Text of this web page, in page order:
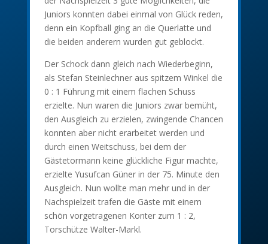
Juniors konnten dabei einmal von Glück reden,
denn ein Kopfball ging an die Querlatte und
die beiden anderern wurden gut geblockt.
Der Schock dann gleich nach Wiederbeginn,
als Stefan Steinlechner aus spitzem Winkel die
0 : 1 Führung mit einem flachen Schuss
erzielte. Nun waren die Juniors zwar bemüht,
den Ausgleich zu erzielen, zwingende Chancen
konnten aber nicht erarbeitet werden und
durch einen Weitschuss, bei dem der
Gästetormann keine glückliche Figur machte,
erzielte Yusufcan Güner in der 75. Minute den
Ausgleich. Nun wollte man mehr und in der
Nachspielzeit trafen die Gäste mit einem
schön vorgetragenen Konter zum 1 : 2,
Torschütze Walter-Markl.